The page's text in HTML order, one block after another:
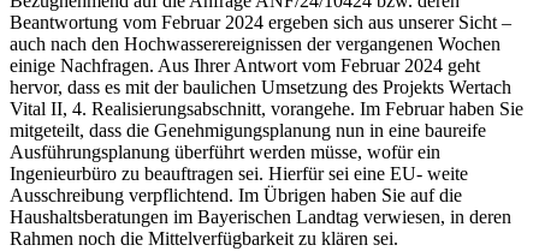
Beantwortung vom Februar 2024 ergeben sich aus unserer Sicht –
auch nach den Hochwasserereignissen der vergangenen Wochen
einige Nachfragen. Aus Ihrer Antwort vom Februar 2024 geht
hervor, dass es mit der baulichen Umsetzung des Projekts Wertach
Vital II, 4. Realisierungsabschnitt, vorangehe. Im Februar haben Sie
mitgeteilt, dass die Genehmigungsplanung nun in eine baureife
Ausführungsplanung überführt werden müsse, wofür ein
Ingenieurbüro zu beauftragen sei. Hierfür sei eine EU- weite
Ausschreibung verpflichtend. Im Übrigen haben Sie auf die
Haushaltsberatungen im Bayerischen Landtag verwiesen, in deren
Rahmen noch die Mittelverfügbarkeit zu klären sei.